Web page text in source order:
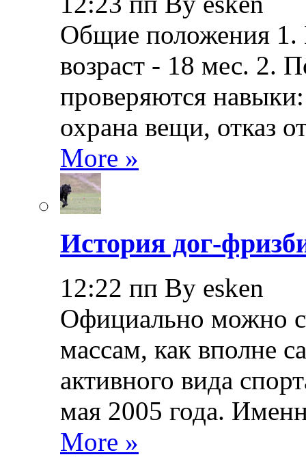
Общие положения
возраст - 18 мес. 2.
проверяются
охрана вещи, отказ
More »
История дог-
12:22 пп By esken
Официально можно
массам, как вполне
активного вида
мая 2005 года.
More »